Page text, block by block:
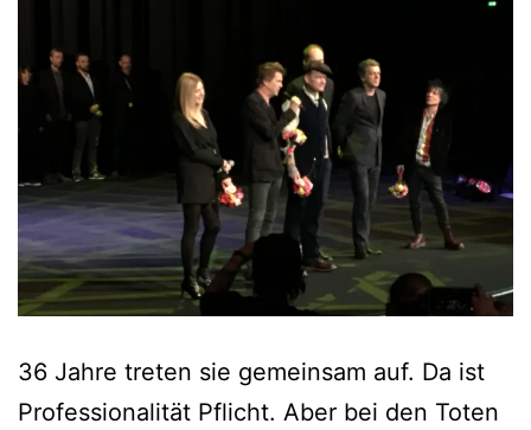
36 Jahre treten sie gemeinsam auf. Da ist
Professionalität Pflicht. Aber bei den Toten